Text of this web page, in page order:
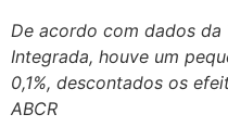
De acordo com dados da
Integrada, houve um
0,1%, descontados os
ABCR